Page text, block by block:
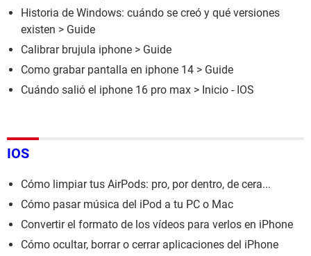
Historia de Windows: cuándo se creó y qué versiones
existen > Guide
Calibrar brujula iphone > Guide
Como grabar pantalla en iphone 14 > Guide
Cuándo salió el iphone 16 pro max > Inicio - IOS
IOS
Cómo limpiar tus AirPods: pro, por dentro, de cera...
Cómo pasar música del iPod a tu PC o Mac
Convertir el formato de los vídeos para verlos en iPhone
Cómo ocultar, borrar o cerrar aplicaciones del iPhone